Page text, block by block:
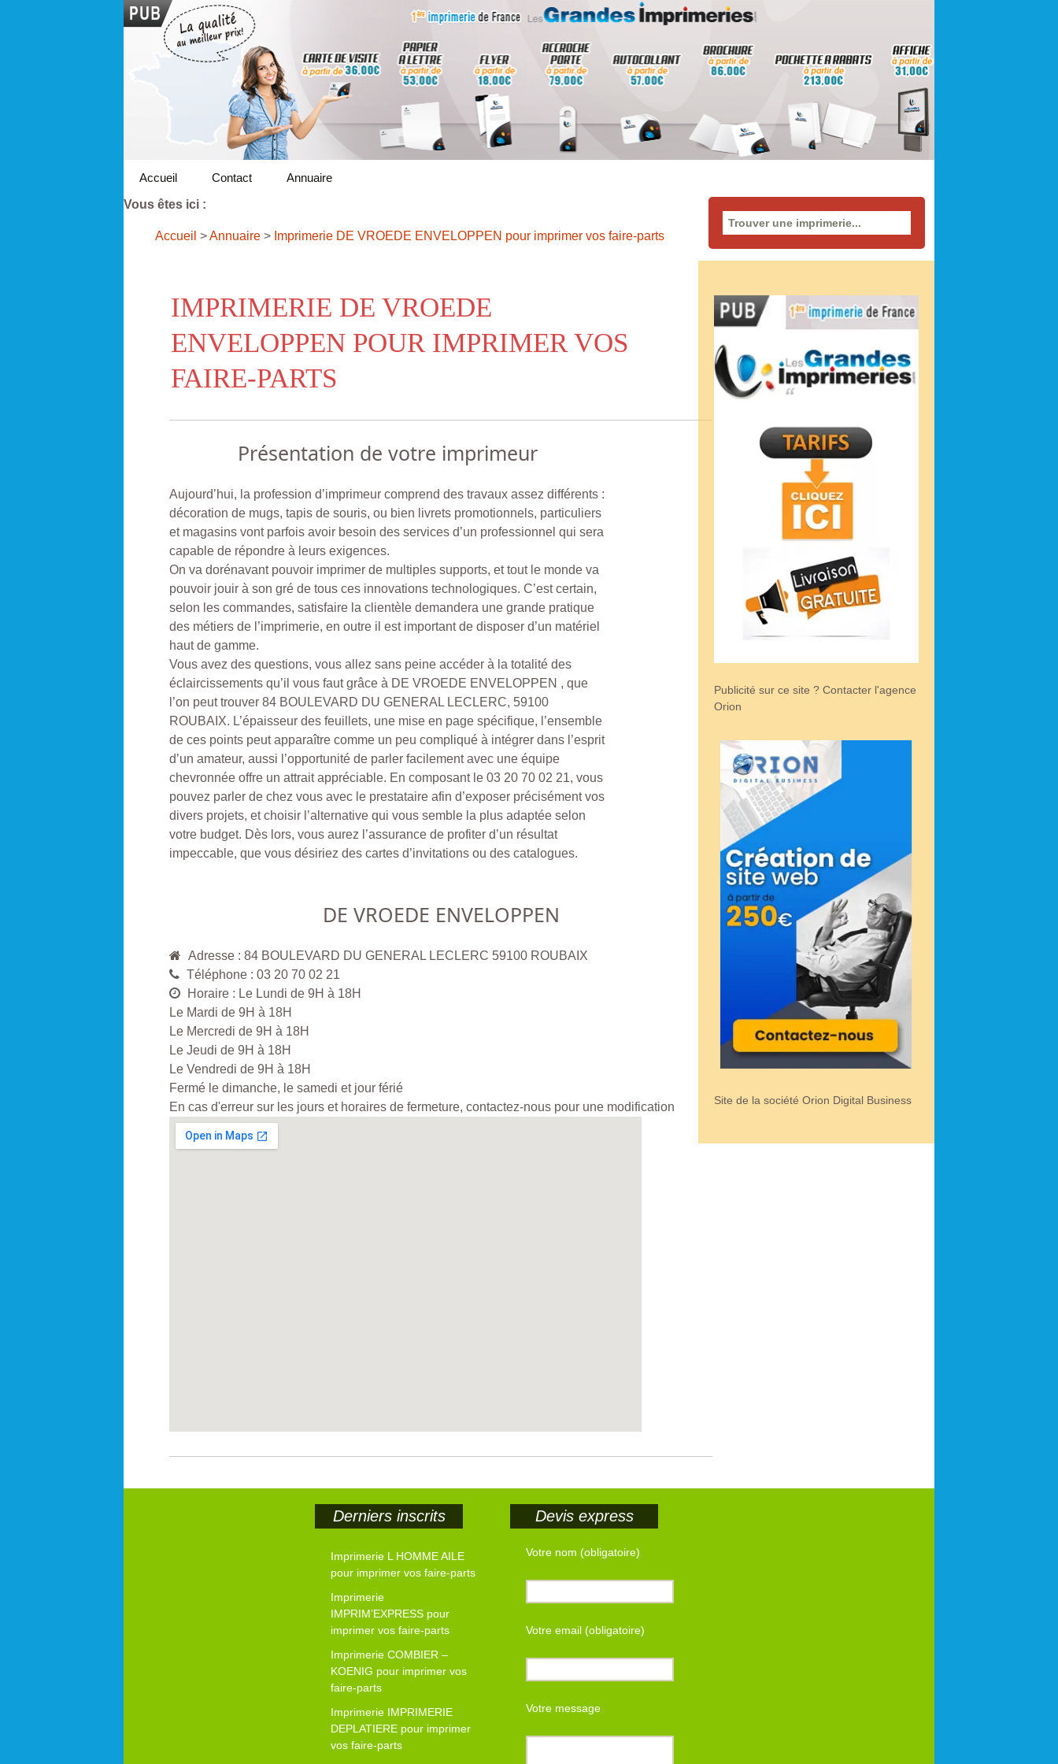
Accueil Contact
Annuaire
Vous êtes ici :
Accueil >Annuaire > Imprimerie DE VROEDE ENVELOPPEN pour imprimer vos faire-parts
IMPRIMERIE DE VROEDE
ENVELOPPEN POUR IMPRIMER VOS
FAIRE-PARTS
Présentation de votre imprimeur
Aujourd’hui, la profession d’imprimeur comprend des travaux assez différents :
décoration de mugs, tapis de souris, ou bien livrets promotionnels, particuliers
et magasins vont parfois avoir besoin des services d’un professionnel qui sera
capable de répondre à leurs exigences.
On va dorénavant pouvoir imprimer de multiples supports, et tout le monde va
pouvoir jouir à son gré de tous ces innovations technologiques. C’est certain,
selon les commandes, satisfaire la clientèle demandera une grande pratique
des métiers de l’imprimerie, en outre il est important de disposer d’un matériel
haut de gamme.
Vous avez des questions, vous allez sans peine accéder à la totalité des
éclaircissements qu’il vous faut grâce à DE VROEDE ENVELOPPEN , que
l’on peut trouver 84 BOULEVARD DU GENERAL LECLERC, 59100
ROUBAIX. L’épaisseur des feuillets, une mise en page spécifique, l’ensemble
de ces points peut apparaître comme un peu compliqué à intégrer dans l’esprit
d’un amateur, aussi l’opportunité de parler facilement avec une équipe
chevronnée offre un attrait appréciable. En composant le 03 20 70 02 21, vous
pouvez parler de chez vous avec le prestataire afin d’exposer précisément vos
divers projets, et choisir l’alternative qui vous semble la plus adaptée selon
votre budget. Dès lors, vous aurez l’assurance de profiter d’un résultat
impeccable, que vous désiriez des cartes d’invitations ou des catalogues.
DE VROEDE ENVELOPPEN
Adresse : 84 BOULEVARD DU GENERAL LECLERC 59100 ROUBAIX
Téléphone : 03 20 70 02 21
Horaire : Le Lundi de 9H à 18H
Le Mardi de 9H à 18H
Le Mercredi de 9H à 18H
Le Jeudi de 9H à 18H
Le Vendredi de 9H à 18H
Fermé le dimanche, le samedi et jour férié
En cas d'erreur sur les jours et horaires de fermeture, contactez-nous pour une modification
Rechercher
Publicité sur ce site ? Contacter l'agence
Orion
Site de la société Orion Digital Business
Derniers inscrits
Imprimerie L HOMME AILE
pour imprimer vos faire-parts
Imprimerie
IMPRIM’EXPRESS pour
imprimer vos faire-parts
Imprimerie COMBIER –
KOENIG pour imprimer vos
faire-parts
Imprimerie IMPRIMERIE
DEPLATIERE pour imprimer
vos faire-parts
Devis express
Votre nom (obligatoire)
Votre email (obligatoire)
Votre message